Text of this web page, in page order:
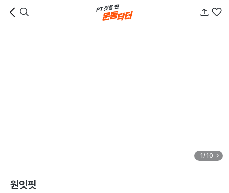
1/10
원잇핏